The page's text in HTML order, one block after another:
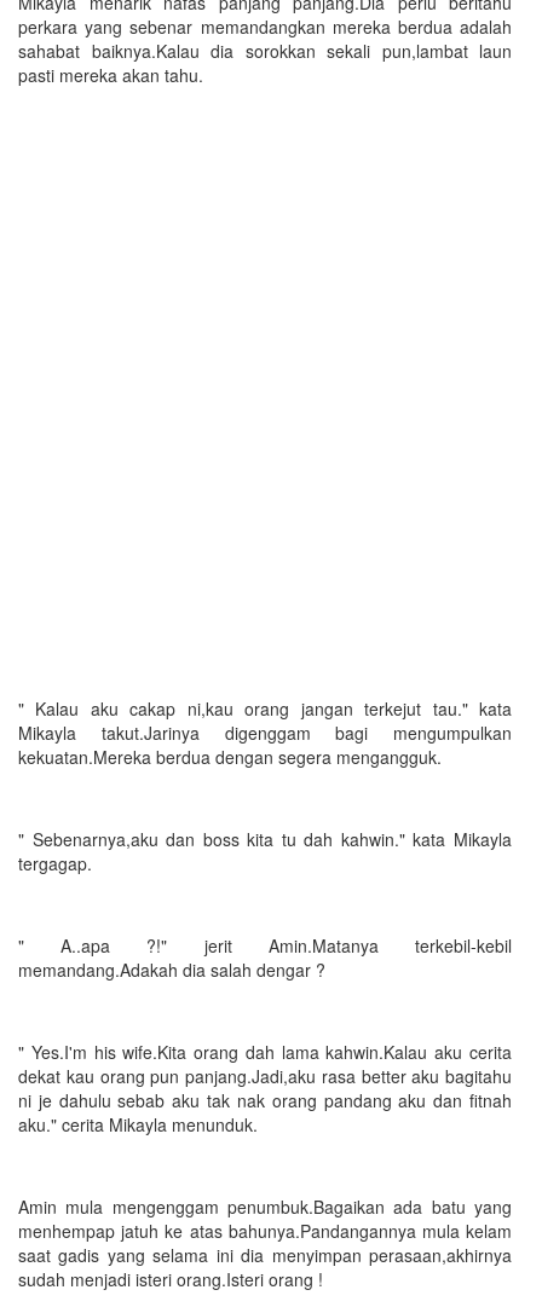
perkara yang sebenar memandangkan mereka berdua adalah
sahabat baiknya.Kalau dia sorokkan sekali pun,lambat laun
pasti mereka akan tahu.
" Kalau aku cakap ni,kau orang jangan terkejut tau." kata
Mikayla takut.Jarinya digenggam bagi mengumpulkan
kekuatan.Mereka berdua dengan segera mengangguk.
" Sebenarnya,aku dan boss kita tu dah kahwin." kata Mikayla
tergagap.
" A..apa ?!" jerit Amin.Matanya terkebil-kebil
memandang.Adakah dia salah dengar ?
" Yes.I'm his wife.Kita orang dah lama kahwin.Kalau aku cerita
dekat kau orang pun panjang.Jadi,aku rasa better aku bagitahu
ni je dahulu sebab aku tak nak orang pandang aku dan fitnah
aku." cerita Mikayla menunduk.
Amin mula mengenggam penumbuk.Bagaikan ada batu yang
menhempap jatuh ke atas bahunya.Pandangannya mula kelam
saat gadis yang selama ini dia menyimpan perasaan,akhirnya
sudah menjadi isteri orang.Isteri orang !